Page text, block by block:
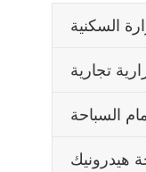
السكنية
تجارية
السباحة
هيدرونيك